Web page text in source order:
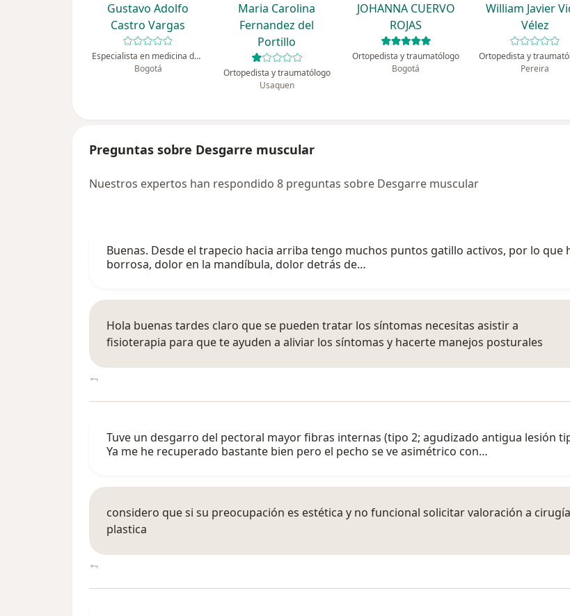
Gustavo Adolfo
Castro Vargas
Especialista en medicina deportiva, Ortopedista y traumatólogo
Bogotá
Maria Carolina
Fernandez del
Portillo
Ortopedista y traumatólogo
Usaquen
JOHANNA CUERVO
ROJAS
Ortopedista y traumatólogo
Bogotá
William Javier
Vélez
Pereira
Preguntas sobre Desgarre muscular
Nuestros expertos han respondido 8 preguntas sobre Desgarre muscular
Buenas. Desde el trapecio hacia arriba tengo muchos puntos gatillo activos, por lo
borrosa, dolor en la mandíbula, dolor detrás de…
Hola buenas tardes claro que se pueden tratar los síntomas necesitas asistir a
fisioterapia para que te ayuden a aliviar los síntomas y hacerte manejos posturales
Tuve un desgarro del pectoral mayor fibras internas (tipo 2; agudizado antigua lesión
Ya me he recuperado bastante bien pero el pecho se ve asimétrico con…
considero que si su preocupación es estética y no funcional solicitar valoración a cirugía
plastica